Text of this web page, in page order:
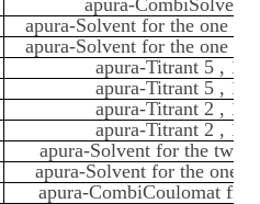
apura-Solvent for the one
apura-Solvent for the one
apura-Titrant 5 ,
apura-Titrant 5 ,
apura-Titrant 2 ,
apura-Titrant 2 ,
apura-Solvent for the two
apura-Solvent for the
apura-CombiCoulomat